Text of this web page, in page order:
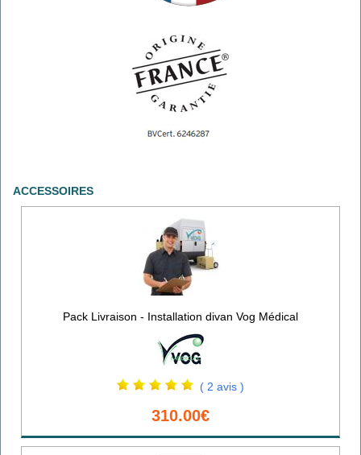
ACCESSOIRES
Pack Livraison - Installation divan Vog Médical
( 2 avis )
310.00€